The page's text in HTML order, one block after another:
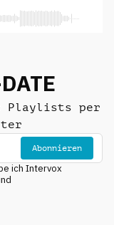
Playlists per
Abonnieren
ich Intervox